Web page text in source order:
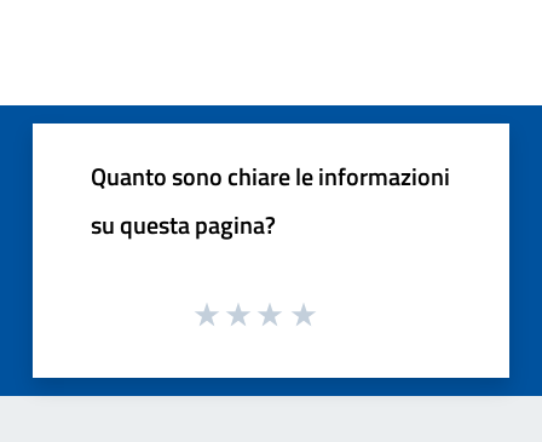
Quanto sono chiare le informazioni
su questa pagina?